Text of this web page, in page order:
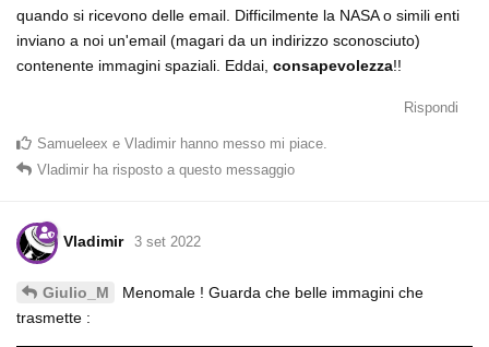
quando si ricevono delle email. Difficilmente la NASA o simili enti
inviano a noi un'email (magari da un indirizzo sconosciuto)
contenente immagini spaziali. Eddai, consapevolezza!!
Rispondi
Samueleex e Vladimir hanno messo mi piace
Vladimir ha risposto a questo messaggio
Vladimir 3 set 2022
Giulio_M
Menomale ! Guarda che belle immagini che
trasmette :